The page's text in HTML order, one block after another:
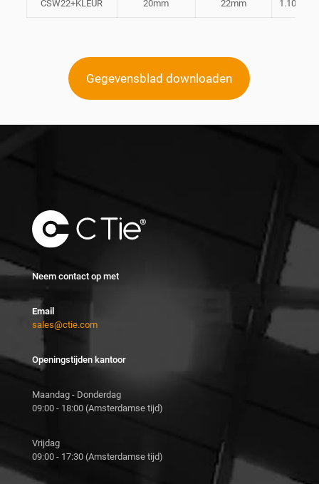
CSW22+KLEUR 20mm 22mm 1.10mm
Gegevensblad downloaden
Neem contact op met
Email
sales@ctie.com
Openingstijden kantoor
Maandag - Donderdag
09:00 - 18:00 (Amsterdamse tijd)
Vrijdag
09:00 - 17:30 (Amsterdamse tijd)